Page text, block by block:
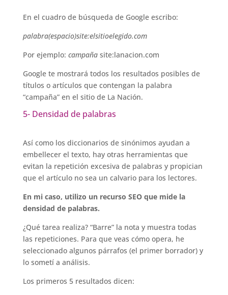
En el cuadro de búsqueda de Google escribo:
palabra(espacio)site:elsitioelegido.com
Por ejemplo: campañasite:lanacion.com
Google te mostrará todos los resultados posibles de
títulos o artículos que contengan la palabra
“campaña” en el sitio de La Nación.
5- Densidad de palabras
Así como los diccionarios de sinónimos ayudan a
embellecer el texto, hay otras herramientas que
evitan la repetición excesiva de palabras y propician
que el artículo no sea un calvario para los lectores.
En mi caso, utilizo un recurso SEO que mide la
densidad de palabras.
¿Qué tarea realiza? “Barre” la nota y muestra todas
las repeticiones. Para que veas cómo opera, he
seleccionado algunos párrafos (el primer borrador) y
lo sometí a análisis.
Los primeros 5 resultados dicen: